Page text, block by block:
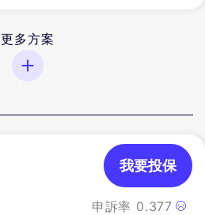
更多方案
申訴率 0.377
我要投保